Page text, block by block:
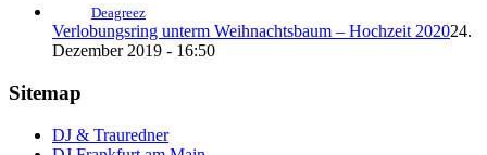
Deagreez
Verlobungsring unterm Weihnachtsbaum – Hochzeit 202024.
Dezember 2019 - 16:50
Sitemap
DJ & Trauredner